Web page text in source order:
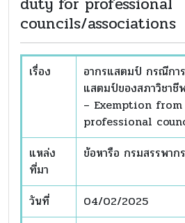
councils/associations
เรื่อง
อากรแสตมป์ กรณีกา
แสตมป์ของสภาวิชา
– Exemption
professional
แหล่ง
ที่มา
ข้อหารือ กรมสรรพากร
วันที่
04/02/2025